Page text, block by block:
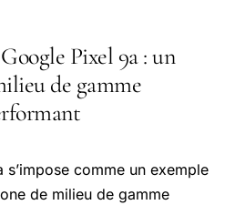
Pixel 9a : un
de gamme
s’impose comme un exemple
de milieu de gamme